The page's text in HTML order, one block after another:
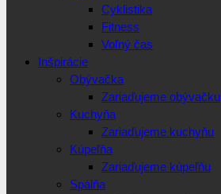
Cyklistika
Fitness
Voľný čas
Inšpirácie
Obývačka
Zariaďujeme obývačku
Kuchyňa
Zariaďujeme kuchyňu
Kúpeľňa
Zariaďujeme kúpeľňu
Spálňa